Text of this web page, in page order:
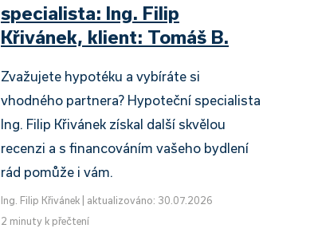
specialista: Ing. Filip
Křivánek, klient: Tomáš B.
Zvažujete hypotéku a vybíráte si
vhodného partnera? Hypoteční specialista
Ing. Filip Křivánek získal další skvělou
recenzi a s financováním vašeho bydlení
rád pomůže i vám.
Ing. Filip Křivánek
aktualizováno: 30.07.2026
2 minuty k přečtení